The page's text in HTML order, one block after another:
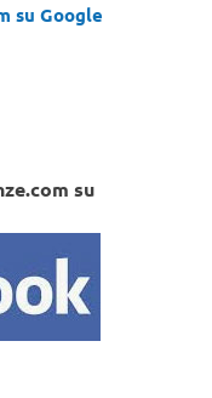
su Google
su